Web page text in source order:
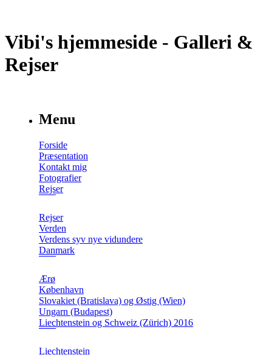
Vibi's hjemmeside - Galleri &
Rejser
Menu
Forside
Præsentation
Kontakt mig
Fotografier
Rejser
Rejser
Verden
Verdens syv nye vidundere
Danmark
Ærø
København
Slovakiet (Bratislava) og Østig (Wien)
Ungarn (Budapest)
Liechtenstein og Schweiz (Zürich) 2016
Liechtenstein